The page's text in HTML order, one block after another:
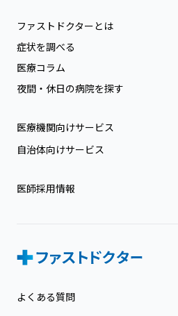
ファストドクターとは
症状を調べる
医療コラム
夜間・休日の病院を探す
医療機関向けサービス
自治体向けサービス
医師採用情報
よくある質問